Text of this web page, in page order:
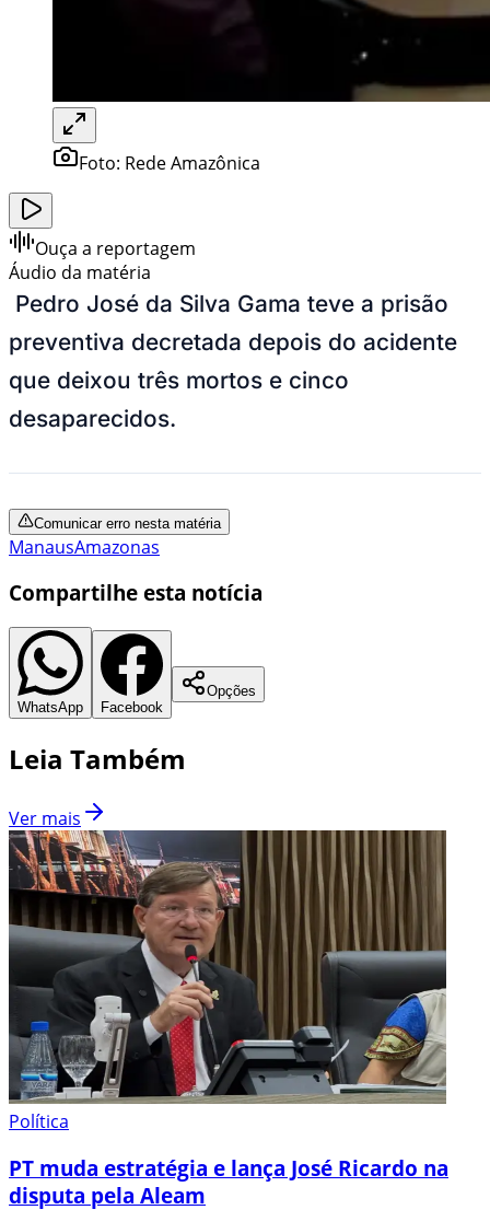
Foto: Rede Amazônica
Ouça a reportagem
Áudio da matéria
Pedro José da Silva Gama teve a prisão
preventiva decretada depois do acidente
que deixou três mortos e cinco
desaparecidos.
Comunicar erro nesta matéria
ManausAmazonas
Compartilhe esta notícia
WhatsApp Facebook
Opções
Leia Também
Ver mais
Política
PT muda estratégia e lança José Ricardo na
disputa pela Aleam